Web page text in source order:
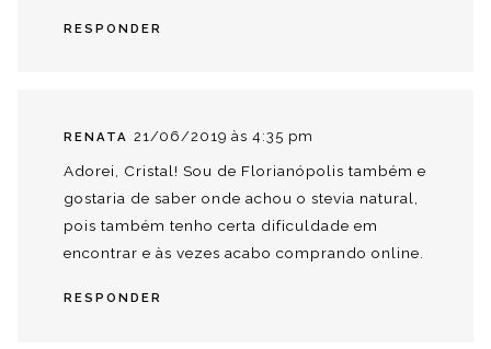
RESPONDER
RENATA 21/06/2019 às 4:35 pm
Adorei, Cristal! Sou de Florianópolis também e
gostaria de saber onde achou o stevia natural,
pois também tenho certa dificuldade em
encontrar e às vezes acabo comprando online.
RESPONDER